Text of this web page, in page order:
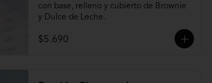
con base, relleno y cubierto de Brownie
y Dulce de Leche.
$5.690